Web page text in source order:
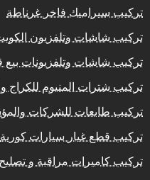
تركيب سيراميك فاخر غرناطة
تركيب شاشات وتلفزيون
تركيب شاشات وتلفزيونات
تركيب شترات المنيوم للكراج
تركيب طابعات للشركات
تركيب قطع غيار سيارات كورية
تركيب كاميرات مراقبة و